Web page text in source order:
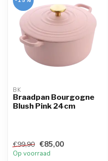
BK
Braadpan Bourgogne
Blush Pink 24cm
€99,90 €85,00
Op voorraad